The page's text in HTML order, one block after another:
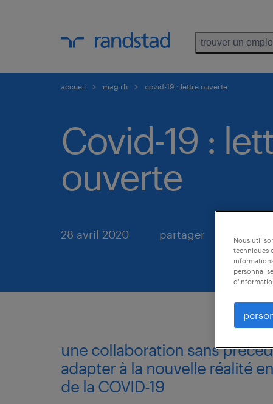
trouver un
accueil mag rh covid-19 : lettre ouverte
Covid-19 :
ouverte
28 avril 2020 partager
une collaboration sans
adapter à la nouvelle réalité
de la COVID-19
Nous
techniques